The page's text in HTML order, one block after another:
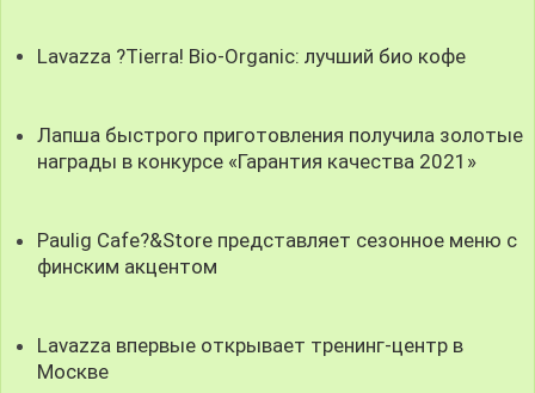
Lavazza ?Tierra! Bio-Organic: лучший био кофе
Лапша быстрого приготовления получила золотые
награды в конкурсе «Гарантия качества 2021»
Paulig Cafe?&Store представляет сезонное меню с
финским акцентом
Lavazza впервые открывает тренинг-центр в
Москве